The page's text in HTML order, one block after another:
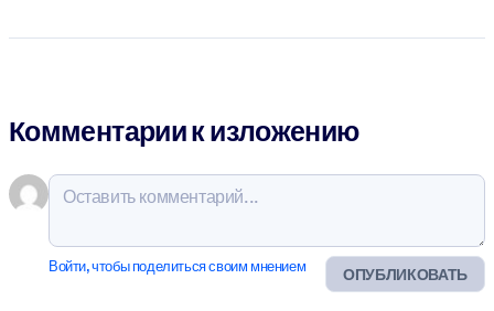
Комментарии к изложению
ОПУБЛИКОВАТЬ
Войти, чтобы поделиться своим мнением